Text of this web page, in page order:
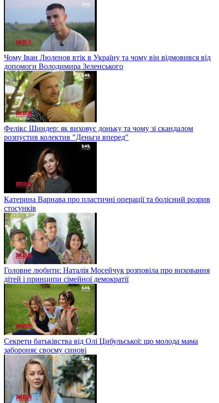
Чому Іван Люленов втік в Україну та чому він відмовився від
допомоги Володимира Зеленського
Фелікс Шиндер: як виховує доньку та чому зі скандалом
розпустив колектив "Деньги вперед"
Катерина Варнава про пластичні операції та болісний розрив
стосунків
Головне любити: Наталія Мосейчук розповіла про виховання
дітей і принципи сімейної демократії
Секрети батьківства від Олі Цибульської: що молода мама
забороняє своєму синові